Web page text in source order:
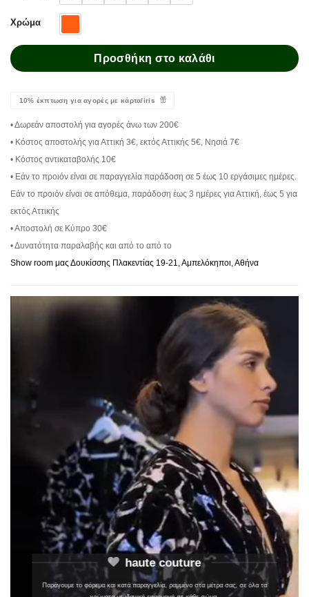
Χρώμα
Προσθήκη στο καλάθι
10% έκπτωση για αγορές με κάρτα/iris
• Δωρεάν αποστολή για αγορές άνω των 200€
• Κόστος αποστολής για Αττική 3€, εκτός Αττικής 5€, Νησιά 7€
• Κόστος αντικαταβολής 10€
• Εάν το προιόν είναι σε παραγγελία παράδοση σε 5 έως 10 εργάσιμες ημέρες.
Εάν το προιόν είναι σε απόθεμα, παράδοση έως 3 ημέρες για Αττική, έως 5 για
εκτός Αττικής
• Αποστολή σε Κύπρο 30€
• Δυνατότητα παραλαβής και από το από το
Show room μας Δουκίσσης Πλακεντίας 19-21, Αμπελόκηποι, Αθήνα
haute couture
Παράγουμε το φόρεμα και κατά παραγγελία, ραμμένο στα μέτρα σας, σε όλα τα